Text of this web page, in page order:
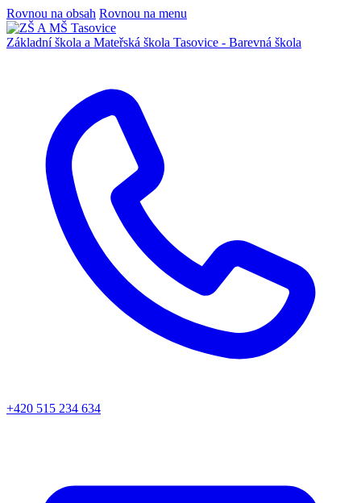
Rovnou na obsah Rovnou na menu
Základní škola a Mateřská škola Tasovice - Barevná škola
+420 515 234 634